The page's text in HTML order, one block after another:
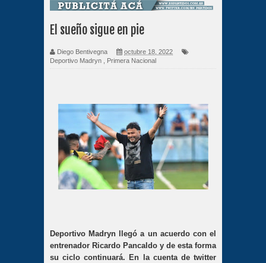
El sueño sigue en pie
Diego Bentivegna
octubre 18, 2022
Deportivo Madryn
Primera Nacional
Deportivo Madryn llegó a un acuerdo con el
entrenador Ricardo Pancaldo y de esta forma
su ciclo continuará. En la cuenta de twitter